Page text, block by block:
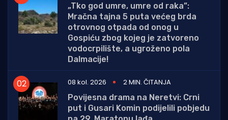
„Tko god umre, umre od raka”:
Mračna tajna 5 puta većeg brda
otrovnog otpada od onog u
Gospiću zbog kojeg je zatvoreno
vodocrpilište, a ugroženo pola
Dalmacije!
08 kol. 2026
2 MIN. ČITANJA
Povijesna drama na Neretvi: Crni
put i Gusari Komin podijelili pobjedu